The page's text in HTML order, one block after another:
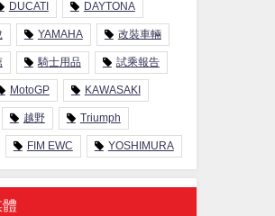
DUCATI DAYTONA
YAMAHA 改裝車輛
騎士用品 試乘報告
MotoGP KAWASAKI
越野 Triumph
FIM EWC YOSHIMURA